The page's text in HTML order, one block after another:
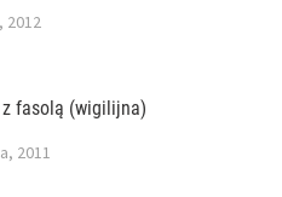
2012
z fasolą (wigilijna)
2011